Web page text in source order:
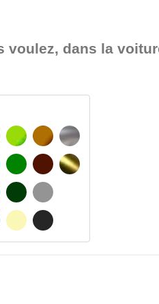
voulez, dans la
CLAIR
FONCÉ
VERT CLAIR
VERT
VERT FONCÉ
BEIGE
NOISETTE
BRUN FONCÉ
GRIS CLAIR
GRIS FONCÉ
ARGENT
OR